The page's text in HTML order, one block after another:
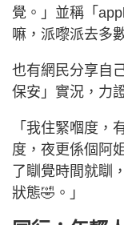
覺。」並稱「
嘛，派嚟派去多
也有網民分享自
保安」實況，力
「我住緊嗰度，
度，夜更係個阿
了瞓覺時間就瞓
狀態🤣。」